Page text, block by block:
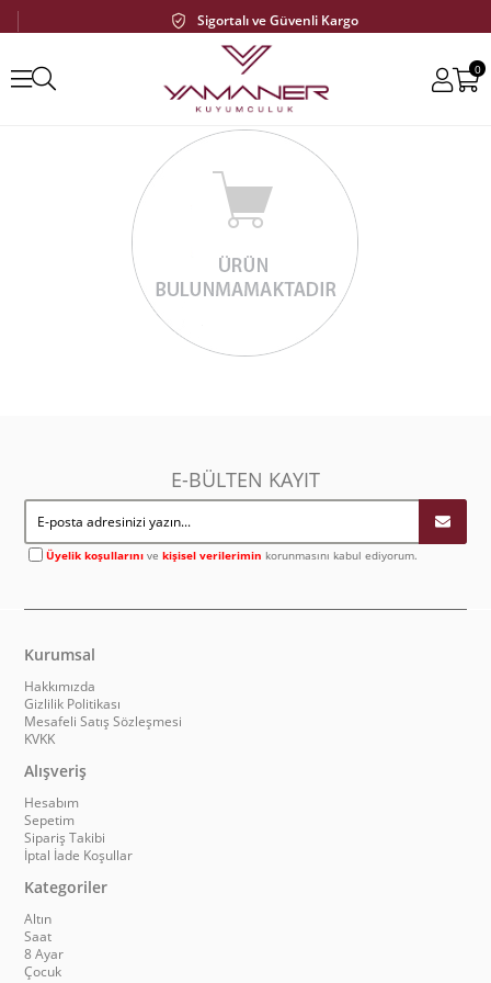
Sigortalı ve Güvenli Kargo
0
E-BÜLTEN KAYIT
Üyelik koşullarını vekişisel verilerimin korunmasını kabul ediyorum.
Kurumsal
Hakkımızda
Gizlilik Politikası
Mesafeli Satış Sözleşmesi
KVKK
Alışveriş
Hesabım
Sepetim
Sipariş Takibi
İptal İade Koşullar
Kategoriler
Altın
Saat
8 Ayar
Çocuk